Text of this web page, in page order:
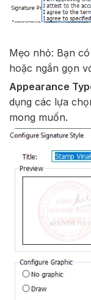
Mẹo nhỏ: Bạn
hoặc ngắn gọn
Appearance
dụng các lựa
mong muốn.